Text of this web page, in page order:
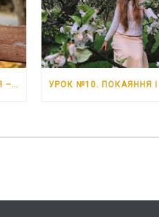
УРОК №11. НЕВДАЧІ. 6 ЧЕРВНЯ – 12 ЧЕРВНЯ 2026 РОКУ